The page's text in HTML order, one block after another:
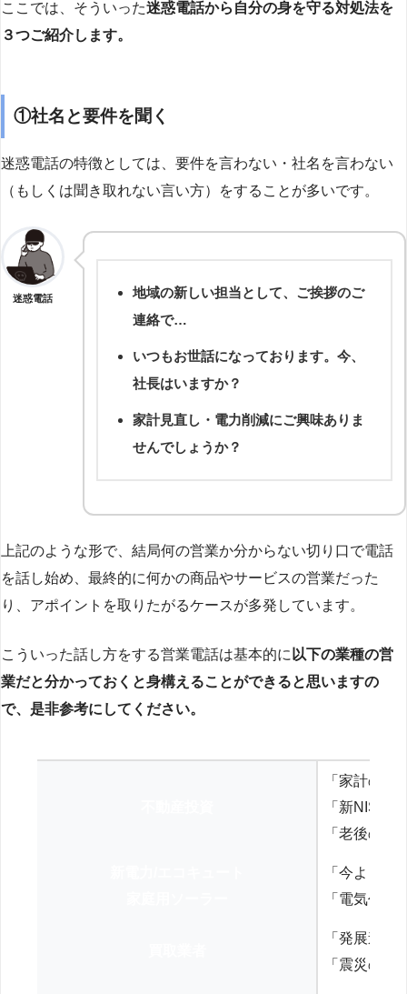
ここでは、そういった迷惑電話から自分の身を守る対処法を
３つご紹介します。
①社名と要件を聞く
迷惑電話の特徴としては、要件を言わない・社名を言わない
（もしくは聞き取れない言い方）をすることが多いです。
迷惑電話
地域の新しい担当として、ご挨拶のご
連絡で…
いつもお世話になっております。今、
社長はいますか？
家計見直し・電力削減にご興味ありま
せんでしょうか？
上記のような形で、結局何の営業か分からない切り口で電話
を話し始め、最終的に何かの商品やサービスの営業だった
り、アポイントを取りたがるケースが多発しています。
こういった話し方をする営業電話は基本的に 以下の業種の営
業だと分かっておくと身構えることができると思いますの
で、是非参考にしてください。
「家計の見
「新NISA
「老後の
「今より
「電気代を
「発展途
「震災の